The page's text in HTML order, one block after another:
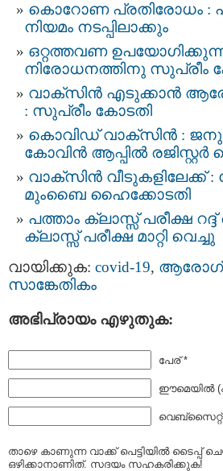
കൊറോണ പ്രതിരോധം :
നിയമം നടപ്പിലാക്കും
ഒറ്റത്തവണ ഉപയോഗിക്കുന്ന
നിരോധനത്തിനു സുപ്രീം
വാക്‌സിന്‍ എടുക്കാന്‍
: സുപ്രീം കോടതി
കൊവിഡ് വാക്‌സിന്‍ :
കോവിന്‍ ആപ്പില്‍ രജിസ്റ്റര്‍
വാക്സിന്‍ വീടുകളിലേക്ക്
മുംബൈ ഹൈക്കോടതി
പത്താം ക്ലാസ്സ് പരീക്ഷ
ക്ലാസ്സ് പരീക്ഷ മാറ്റി വെച്ചു
വായിക്കുക: covid-19,
സാങ്കേതികം
അഭിപ്രായം എഴുതുക:
പേര് *
ഈമെയില്‍
വെബ്സൈറ്റ്
താഴെ കാണുന്ന വാക്ക് പെട്ടിയില്‍ ടൈപ്പ്‌
ഒഴിക്കാനാണിത്. സദയം സഹകരിക്കുക!